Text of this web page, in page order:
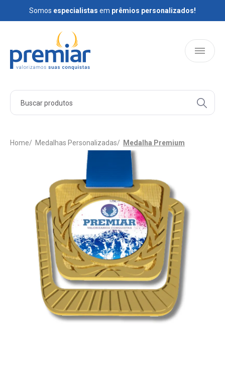
Somos especialistas em prêmios personalizados!
Somosespecialistas emprêmios personalizados!
HOME
PERGUNTAS FREQUENTES
Home Medalhas Personalizadas Medalha Premium